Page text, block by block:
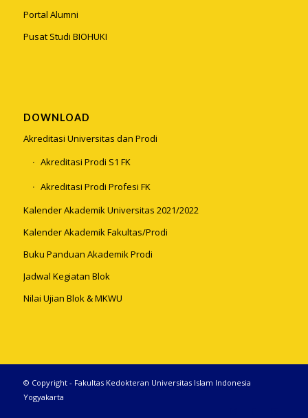
Portal Alumni
Pusat Studi BIOHUKI
DOWNLOAD
Akreditasi Universitas dan Prodi
Akreditasi Prodi S1 FK
Akreditasi Prodi Profesi FK
Kalender Akademik Universitas 2021/2022
Kalender Akademik Fakultas/Prodi
Buku Panduan Akademik Prodi
Jadwal Kegiatan Blok
Nilai Ujian Blok & MKWU
© Copyright - Fakultas Kedokteran Universitas Islam Indonesia
Yogyakarta